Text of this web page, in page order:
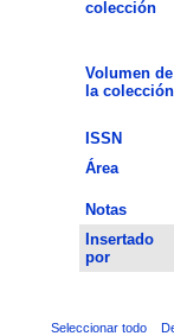
colección
Volumen de
la colección
ISSN
Área
Notas
Insertado
por
Seleccionar todo